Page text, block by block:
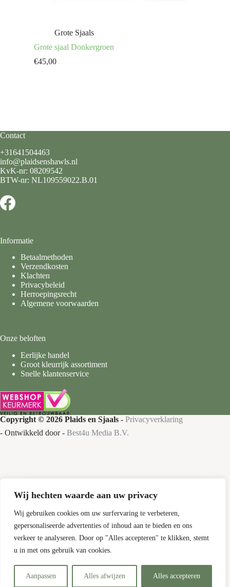
Wij hechten waarde aan uw privacy
Wij gebruiken cookies om uw surfervaring te verbeteren,
gepersonaliseerde advertenties of inhoud aan te bieden en ons
verkeer te analyseren. Door op "Alles accepteren" te klikken, stemt
u in met ons gebruik van cookies.
Aanpassen Alles afwijzen Alles accepteren
Nieuw bij Plaids en Sjaals
Gratis verzending
Bestel nu je favoriete plaids en sjaals met
gratis verzending!
Grote Sjaals
Grote sjaal Donkergroen
€45,00
Contact
+31641504463
info@plaidsenshawls.nl
KvK-nr: 08209542
BTW-nr: NL109559022.B.01
Informatie
Betaalmethoden
Verzendkosten
Klachten
Privacybeleid
Herroepingsrecht
Algemene voorwaarden
Onze beloften
Eerlijke handel
Groot kleurrijk assortiment
Snelle klantenservice
Copyright © 2026 Plaids en Sjaals - Privacyverklaring
- Ontwikkeld door - Best4u Media B.V.